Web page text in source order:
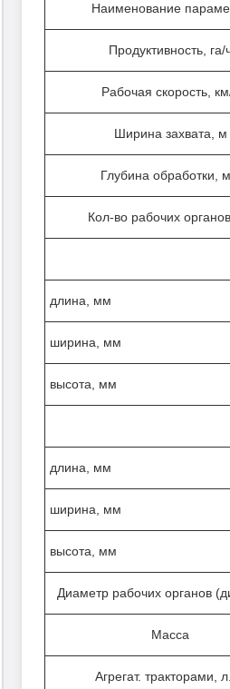
Наименование
Продуктивность, га/
Рабочая скорость,
Ширина захвата, м
Глубина обработки,
Кол-во рабочих
длина, мм
ширина, мм
высота, мм
длина, мм
ширина, мм
высота, мм
Диаметр рабочих органов
Масса
Агрегат. тракторами,